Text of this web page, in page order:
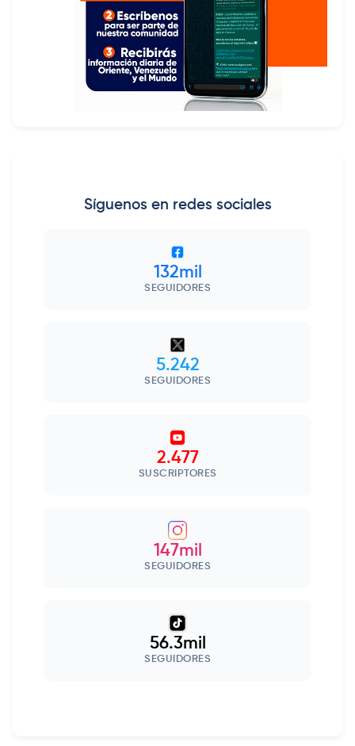
Síguenos en redes sociales
132mil
SEGUIDORES
5.242
SEGUIDORES
2.477
SUSCRIPTORES
147mil
SEGUIDORES
56.3mil
SEGUIDORES